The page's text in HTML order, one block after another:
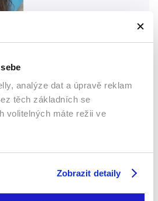
analýze dat a úpravě reklam
těch základních se
volitelných máte režii ve
Zobrazit detaily
| 26 min
v perinatálním období je
v období šestinedělí trpí
a 75% z nich nevyhledá
že je ohroženo jejich
navštěvovaly ženské